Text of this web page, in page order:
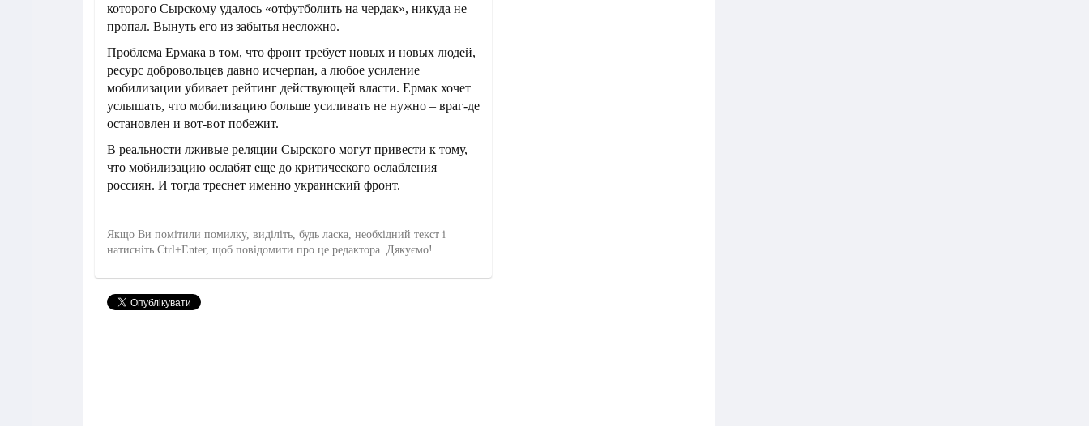
которого Сырскому удалось «отфутболить на чердак», никуда не
пропал. Вынуть его из забытья несложно.
Проблема Ермака в том, что фронт требует новых и новых людей,
ресурс добровольцев давно исчерпан, а любое усиление
мобилизации убивает рейтинг действующей власти. Ермак хочет
услышать, что мобилизацию больше усиливать не нужно – враг-де
остановлен и вот-вот побежит.
В реальности лживые реляции Сырского могут привести к тому,
что мобилизацию ослабят еще до критического ослабления
россиян. И тогда треснет именно украинский фронт.
Якщо Ви помітили помилку, виділіть, будь ласка, необхідний текст і
натисніть Ctrl+Enter, щоб повідомити про це редактора. Дякуємо!